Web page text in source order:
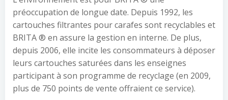
préoccupation de longue date. Depuis 1992, les
cartouches filtrantes pour carafes sont recyclables et
BRITA ® en assure la gestion en interne. De plus,
depuis 2006, elle incite les consommateurs à déposer
leurs cartouches saturées dans les enseignes
participant à son programme de recyclage (en 2009,
plus de 750 points de vente offraient ce service).